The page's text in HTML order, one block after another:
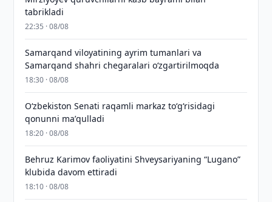
tabrikladi
22:35 · 08/08
Samarqand viloyatining ayrim tumanlari va
Samarqand shahri chegaralari oʻzgartirilmoqda
18:30 · 08/08
Oʻzbekiston Senati raqamli markaz toʻgʻrisidagi
qonunni maʼqulladi
18:20 · 08/08
Behruz Karimov faoliyatini Shveysariyaning “Lugano”
klubida davom ettiradi
18:10 · 08/08